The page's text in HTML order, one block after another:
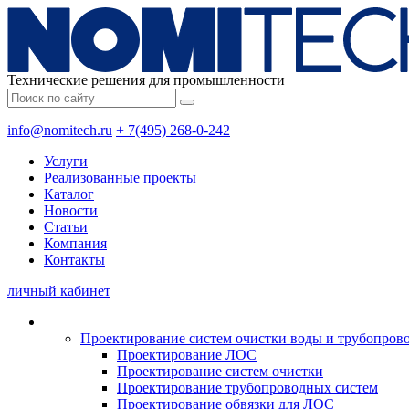
Технические решения для промышленности
info@nomitech.ru + 7(495) 268-0-242
Услуги
Реализованные проекты
Каталог
Новости
Статьи
Компания
Контакты
личный кабинет
Проектирование систем очистки воды и
Проектирование ЛОС
Проектирование систем очистки
Проектирование трубопроводных систем
Проектирование обвязки для ЛОС